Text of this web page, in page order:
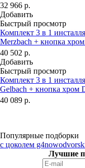
32 966 р.
Добавить
Быстрый просмотр
Комплект 3 в 1
Merzbach + кнопка хром
40 502 р.
Добавить
Быстрый просмотр
Комплект 3 в 1
Gelbach + кнопка хром
40 089 р.
Популярные подборки
с цоколем g4
Лучшие